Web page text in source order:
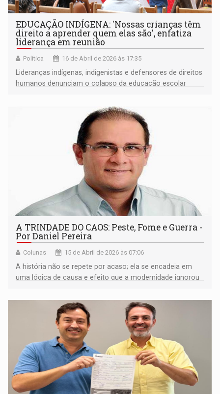
EDUCAÇÃO INDÍGENA: 'Nossas crianças têm
direito a aprender quem elas são', enfatiza
liderança em reunião
Política 16 de Abril de 2026 às 17:35
Lideranças indígenas, indigenistas e defensores de direitos
humanos denunciam o colapso da educação escolar
A TRINDADE DO CAOS: Peste, Fome e Guerra -
Por Daniel Pereira
Colunas 15 de Abril de 2026 às 07:06
A história não se repete por acaso; ela se encadeia em
uma lógica de causa e efeito que a modernidade ignorou